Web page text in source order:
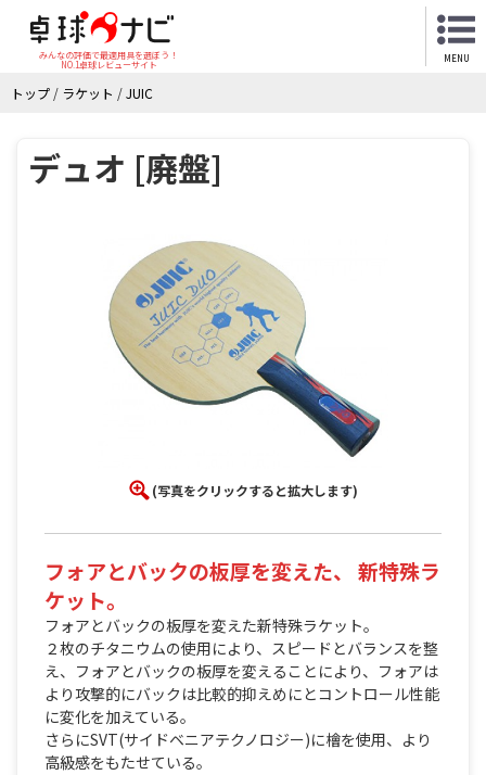
みんなの評価で最適用具を選ぼう！
NO.1卓球レビューサイト
MENU
トップ / ラケット /JUIC
デュオ [廃盤]
(写真をクリックすると拡大します)
フォアとバックの板厚を変えた、 新特殊ラ
ケット。
フォアとバックの板厚を変えた新特殊ラケット。
２枚のチタニウムの使用により、スピードとバランスを整
え、フォアとバックの板厚を変えることにより、フォアは
より攻撃的にバックは比較的抑えめにとコントロール性能
に変化を加えている。
さらにSVT(サイドベニアテクノロジー)に檜を使用、より
高級感をもたせている。